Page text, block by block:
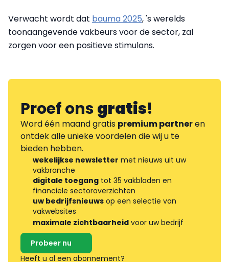
Verwacht wordt dat bauma 2025, 's werelds
toonaangevende vakbeurs voor de sector, zal
zorgen voor een positieve stimulans.
Proef onsgratis!
Word één maand gratis premium partneren
ontdek alle unieke voordelen die wij u te
bieden hebben.
wekelijkse newsletter met nieuws uit uw
vakbranche
digitale toegang tot 35 vakbladen en
financiële sectoroverzichten
uw bedrijfsnieuws op een selectie van
vakwebsites
maximale zichtbaarheid voor uw bedrijf
Probeer nu
Heeft u al een abonnement?